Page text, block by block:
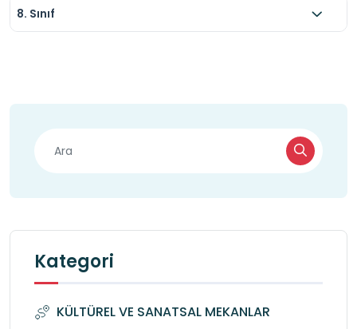
8. Sınıf
Kategori
KÜLTÜREL VE SANATSAL MEKANLAR